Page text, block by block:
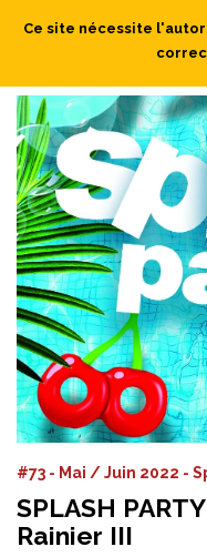
#73 - Mai / Juin 2022 -
SPLASH
Rainier III
Ce site nécessite